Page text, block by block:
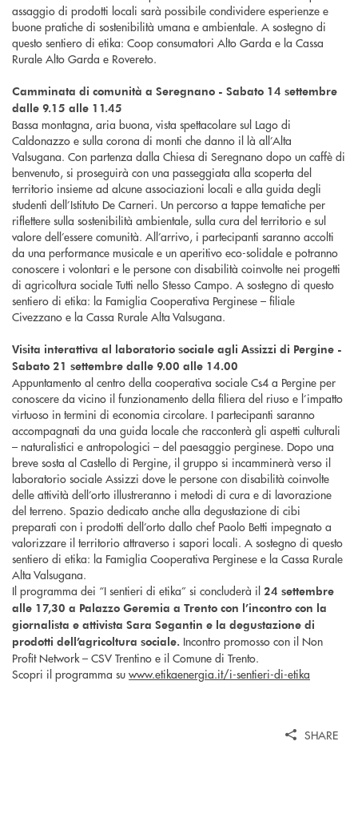
assaggio di prodotti locali sarà possibile condividere esperienze e
buone pratiche di sostenibilità umana e ambientale. A sostegno di
questo sentiero di etika: Coop consumatori Alto Garda e la Cassa
Rurale Alto Garda e Rovereto.
Camminata di comunità a Seregnano - Sabato 14 settembre
dalle 9.15 alle 11.45
Bassa montagna, aria buona, vista spettacolare sul Lago di
Caldonazzo e sulla corona di monti che danno il là all’Alta
Valsugana. Con partenza dalla Chiesa di Seregnano dopo un caffè di
benvenuto, si proseguirà con una passeggiata alla scoperta del
territorio insieme ad alcune associazioni locali e alla guida degli
studenti dell’Istituto De Carneri. Un percorso a tappe tematiche per
riflettere sulla sostenibilità ambientale, sulla cura del territorio e sul
valore dell’essere comunità. All’arrivo, i partecipanti saranno accolti
da una performance musicale e un aperitivo eco-solidale e potranno
conoscere i volontari e le persone con disabilità coinvolte nei progetti
di agricoltura sociale Tutti nello Stesso Campo. A sostegno di questo
sentiero di etika: la Famiglia Cooperativa Perginese – filiale
Civezzano e la Cassa Rurale Alta Valsugana.
Visita interattiva al laboratorio sociale agli Assizzi di Pergine -
Sabato 21 settembre dalle 9.00 alle 14.00
Appuntamento al centro della cooperativa sociale Cs4 a Pergine per
conoscere da vicino il funzionamento della filiera del riuso e l’impatto
virtuoso in termini di economia circolare. I partecipanti saranno
accompagnati da una guida locale che racconterà gli aspetti culturali
– naturalistici e antropologici – del paesaggio perginese. Dopo una
breve sosta al Castello di Pergine, il gruppo si incamminerà verso il
laboratorio sociale Assizzi dove le persone con disabilità coinvolte
delle attività dell’orto illustreranno i metodi di cura e di lavorazione
del terreno. Spazio dedicato anche alla degustazione di cibi
preparati con i prodotti dell’orto dallo chef Paolo Betti impegnato a
valorizzare il territorio attraverso i sapori locali. A sostegno di questo
sentiero di etika: la Famiglia Cooperativa Perginese e la Cassa Rurale
Alta Valsugana.
Il programma dei “I sentieri di etika” si concluderà il 24 settembre
alle 17,30 a Palazzo Geremia a Trento con l’incontro con la
giornalista e attivista Sara Segantin e la degustazione di
prodotti dell’agricoltura sociale. Incontro promosso con il Non
Profit Network – CSV Trentino e il Comune di Trento.
Scopri il programma su www.etikaenergia.it/i-sentieri-di-etika
SHARE